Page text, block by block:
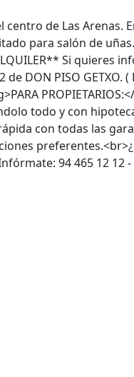
centro de Las Arenas.
para salón de
Si quieres
de DON PISO
todo y con
con todas las
94 465 12 12